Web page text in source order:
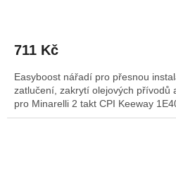
711 Kč
Easyboost nářadí pro přesnou
zatlučení, zakrytí olejových přívodů
pro Minarelli 2 takt CPI Keeway